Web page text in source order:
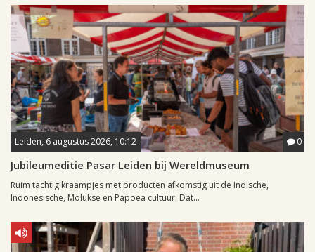
Leiden, 6 augustus 2026, 10:12 0
Jubileumeditie Pasar Leiden bij Wereldmuseum
Ruim tachtig kraampjes met producten afkomstig uit de Indische,
Indonesische, Molukse en Papoea cultuur. Dat...